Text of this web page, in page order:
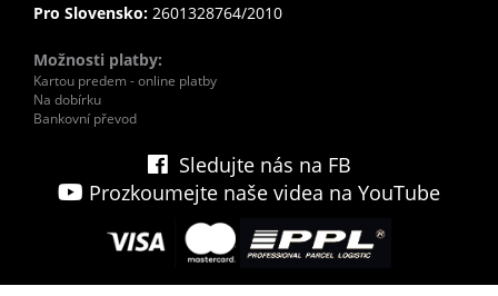
Pro Slovensko: 2601328764/2010
Možnosti platby:
Kartou predem - online platby
Na dobírku
Bankovní převod
Sledujte nás na FB
Prozkoumejte naše videa na YouTube